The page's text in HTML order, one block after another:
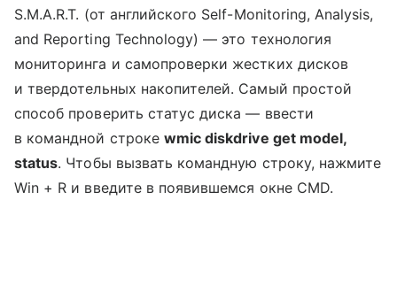
S.M.A.R.T. (от английского Self-Monitoring, Analysis,
and Reporting Technology) — это технология
мониторинга и самопроверки жестких дисков
и твердотельных накопителей. Самый простой
способ проверить статус диска — ввести
в командной строке wmic diskdrive get model,
status. Чтобы вызвать командную строку, нажмите
Win + R и введите в появившемся окне CMD.